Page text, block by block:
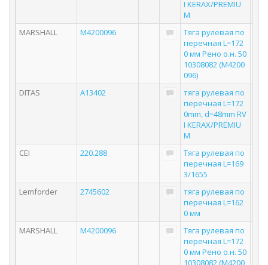
I KERAX/PREMIU
M
MARSHALL
M4200096
Тяга рулевая по
перечная L=172
0 мм Рено о.н. 50
10308082 (M4200
096)
DITAS
A13402
тяга рулевая по
перечная L=172
0mm, d=48mm RV
I KERAX/PREMIU
M
CEI
220.288
Тяга рулевая по
перечная L=169
3/1655
Lemforder
2745602
тяга рулевая по
перечная L=162
0 мм
MARSHALL
M4200096
Тяга рулевая по
перечная L=172
0 мм Рено о.н. 50